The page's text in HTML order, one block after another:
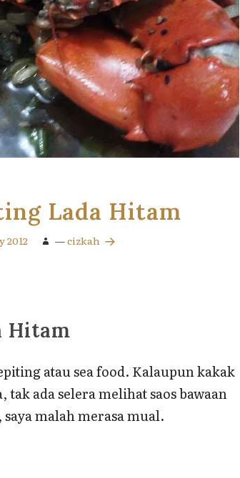
Lada Hitam
2012 —cizkah
Hitam
atau sea food. Kalaupun kakak
ada selera melihat saos bawaan
malah merasa mual.
Lada Hitam